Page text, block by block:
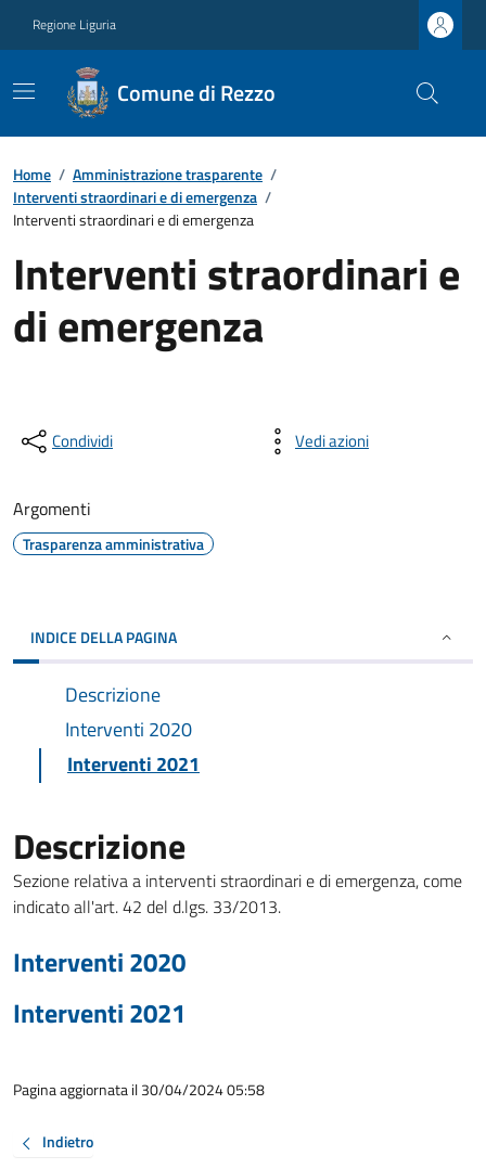
Regione Liguria
Comune di Rezzo
Home / Amministrazione trasparente /
Interventi straordinari e di emergenza /
Interventi straordinari e di emergenza
Interventi straordinari e
di emergenza
Condividi Vedi azioni
Argomenti
Trasparenza amministrativa
INDICE DELLA PAGINA
Descrizione
Interventi 2020
Interventi 2021
Descrizione
Sezione relativa a interventi straordinari e di emergenza, come
indicato all'art. 42 del d.lgs. 33/2013.
Interventi 2020
Interventi 2021
Pagina aggiornata il 30/04/2024 05:58
Indietro